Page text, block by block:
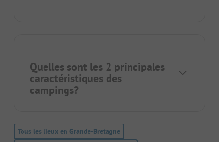
Quelles sont les 2 principales
caractéristiques des
campings?
Tous les lieux en Grande-Bretagne